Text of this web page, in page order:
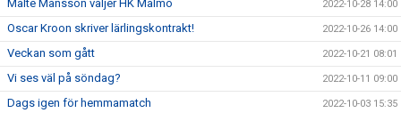
Malte Månsson väljer HK Malmö 2022-10-28 14:00
Oscar Kroon skriver lärlingskontrakt! 2022-10-26 14:00
Veckan som gått 2022-10-21 08:01
Vi ses väl på söndag? 2022-10-11 09:00
Dags igen för hemmamatch 2022-10-03 15:35